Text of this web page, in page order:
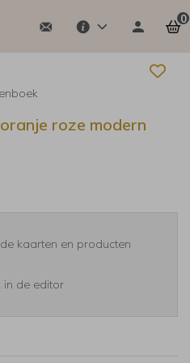
0
roze modern
kaarten en producten
in de editor